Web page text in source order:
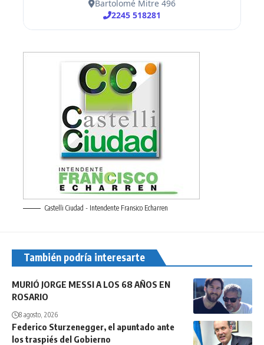
Castelli Ciudad - Intendente Fransico Echarren
También podría interesarte
MURIÓ JORGE MESSI A LOS 68 AÑOS EN
ROSARIO
8 agosto, 2026
Federico Sturzenegger, el apuntado ante
los traspiés del Gobierno